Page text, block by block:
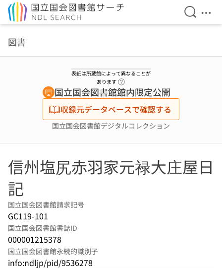
検索を
メ
図書
表紙は所蔵館によって異なることが
あります
国立国会図書館館内限定公開
収録元データベースで確認する
国立国会図書館デジタルコレクション
信州塩尻赤羽家元禄大庄屋日
記
国立国会図書館請求記号
GC119-101
国立国会図書館書誌ID
000001215378
国立国会図書館永続的識別子
info:ndljp/pid/9536278